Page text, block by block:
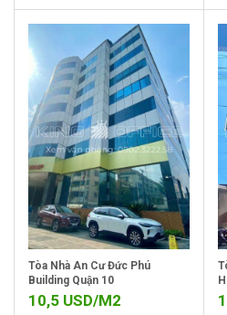
Tòa Nhà An Cư Đức Phú
Building Quận 10
10,5 USD/M2